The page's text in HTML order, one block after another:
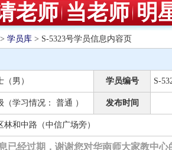
老师 当老师 明
> 学员库 > S-5323号学员信息内容页
（男） 学员编号 S-
（学习情况： 普通 ） 发布时间
林和中路（中信广场旁）
已经过期，谢谢您对华南师大家教中心